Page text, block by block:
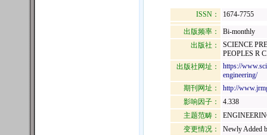
ISSN： 1674-7755
出版频率：
Bi-monthly
出版社：
SCIENCE
PEOPLES R
出版社网址：
https://
engineering/
期刊网址：
http://
影响因子：
4.338
主题范畴：
变更情况：
Newly Added